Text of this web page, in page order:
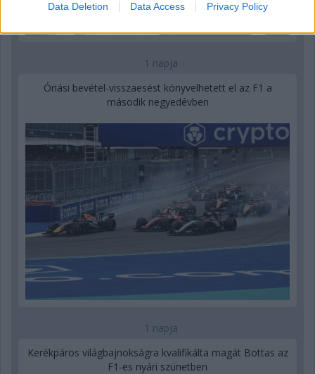
Data Deletion Data Access Privacy Policy
1 napja
Óriási bevétel-visszaesést könyvelhetett el az F1 a
második negyedévben
1 napja
Kerékpáros világbajnokságra kvalifikálta magát Bottas az
F1-es nyári szünetben